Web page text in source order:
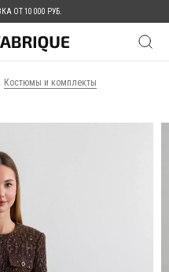
ОТ 10 000 РУБ.
Костюмы и комплекты